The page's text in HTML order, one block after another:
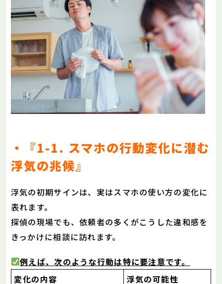
・『1-1. スマホの行動変化に潜む
浮気の兆候』
浮気の初期サインは、実はスマホの使い方の変化に
表れます。
探偵の現場でも、依頼者の多くがこうした違和感を
きっかけに相談に訪れます。
例えば、次のような行動は特に要注意です。
変化の内容
浮気の可能性